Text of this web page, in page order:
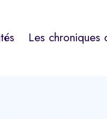
Les chroniques